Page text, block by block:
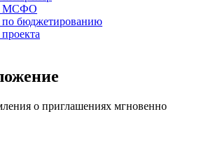
МСФО
бюджетированию
о приглашениях мгновенно